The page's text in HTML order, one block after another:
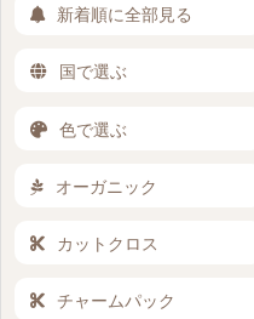
新着順に全部見る
国で選ぶ
色で選ぶ
オーガニック
カットクロス
チャームパック